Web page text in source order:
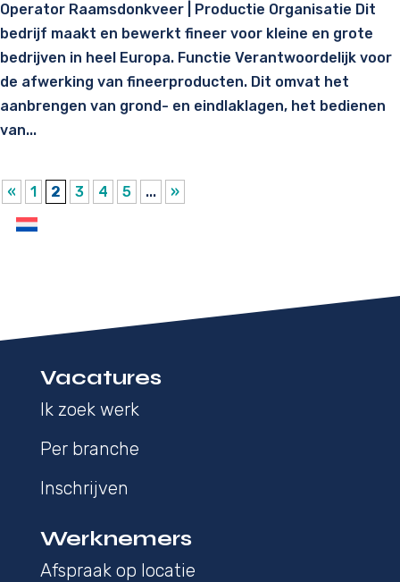
Operator Raamsdonkveer | Productie Organisatie Dit
bedrijf maakt en bewerkt fineer voor kleine en grote
bedrijven in heel Europa. Functie Verantwoordelijk voor
de afwerking van fineerproducten. Dit omvat het
aanbrengen van grond- en eindlaklagen, het bedienen
van...
« 1 2 3 4 5 ... »
Vacatures
Ik zoek werk
Per branche
Inschrijven
Werknemers
Afspraak op locatie